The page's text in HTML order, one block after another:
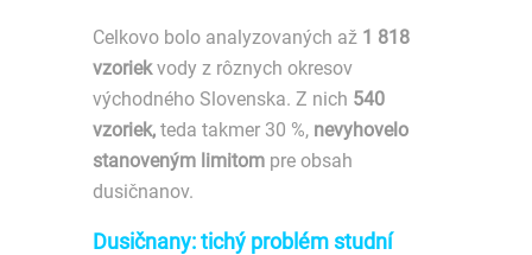
Celkovo bolo analyzovaných až 1 818
vzoriekvody z rôznych okresov
východného Slovenska. Z nich 540
vzoriek, teda takmer 30 %, nevyhovelo
stanoveným limitom pre obsah
dusičnanov.
Dusičnany: tichý problém studní